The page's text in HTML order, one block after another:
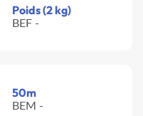
Poids (2 kg)
BEF -
50m
BEM -